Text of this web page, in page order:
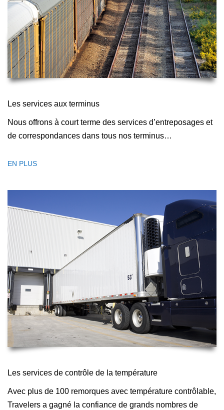
Les services aux terminus
Nous offrons à court terme des services d’entreposages et
de correspondances dans tous nos terminus…
EN PLUS
Les services de contrôle de la température
Avec plus de 100 remorques avec température contrôlable,
Travelers a gagné la confiance de grands nombres de